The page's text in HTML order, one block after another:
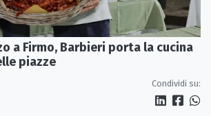
a Firmo, Barbieri porta la cucina
piazze
Condividi su: